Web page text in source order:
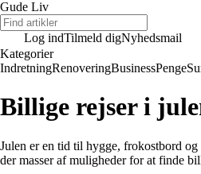
Gude Liv
Log indTilmeld digNyhedsmail
Kategorier
IndretningRenoveringBusinessPenge
Billige rejser i
Julen er en tid til hygge, frokostbord
der masser af muligheder for at finde